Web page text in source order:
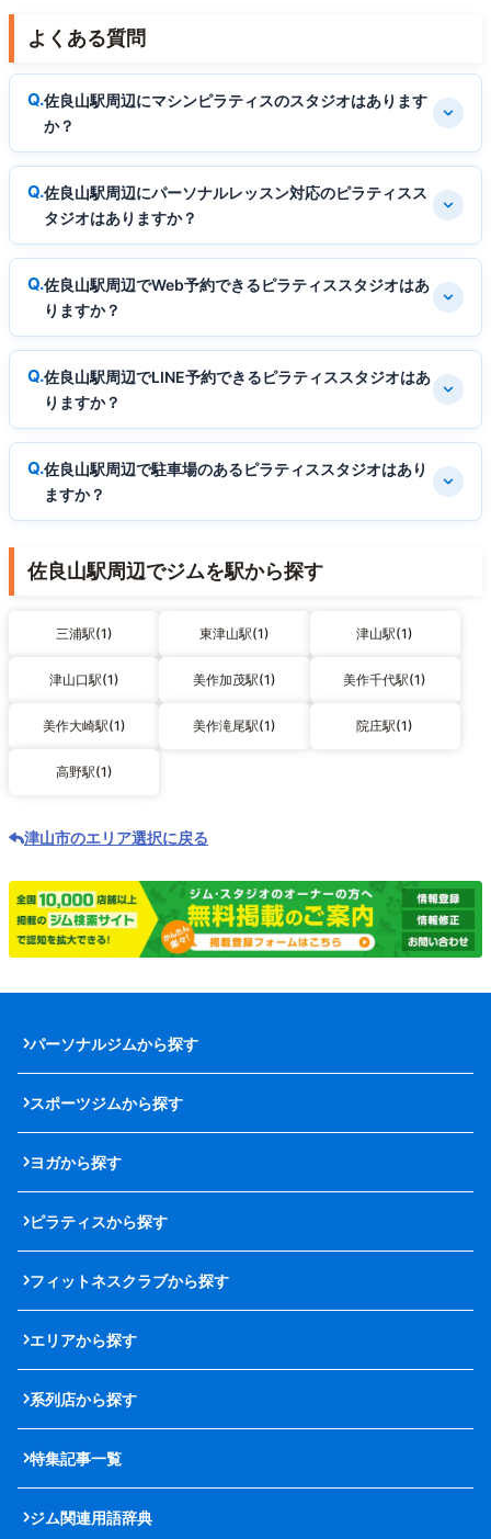
よくある質問
佐良山駅周辺にマシンピラティスのスタジオはあります
か？
佐良山駅周辺にパーソナルレッスン対応のピラティスス
タジオはありますか？
佐良山駅周辺でWeb予約できるピラティススタジオはあ
りますか？
佐良山駅周辺でLINE予約できるピラティススタジオはあ
りますか？
佐良山駅周辺で駐車場のあるピラティススタジオはあり
ますか？
佐良山駅周辺でジムを駅から探す
三浦駅(1) 東津山駅(1) 津山駅(1)
津山口駅(1) 美作加茂駅(1) 美作千代駅(1)
美作大崎駅(1) 美作滝尾駅(1) 院庄駅(1)
高野駅(1)
津山市のエリア選択に戻る
パーソナルジムから探す
スポーツジムから探す
ヨガから探す
ピラティスから探す
フィットネスクラブから探す
エリアから探す
系列店から探す
特集記事一覧
ジム関連用語辞典